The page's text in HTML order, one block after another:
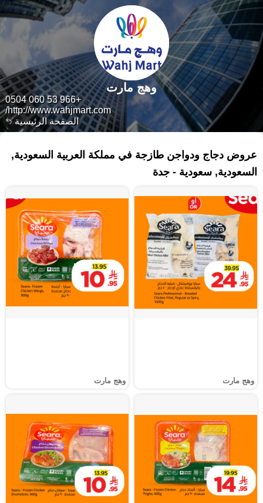
الصفحة الرئيسية
+966 53 060 0504
http://www.wahjmart.com/
وهج مارت
عروض دجاج ودواجن طازجة في مملكة العربية السعودية,
السعودية, سعودية - جدة
وهج مارت وهج مارت